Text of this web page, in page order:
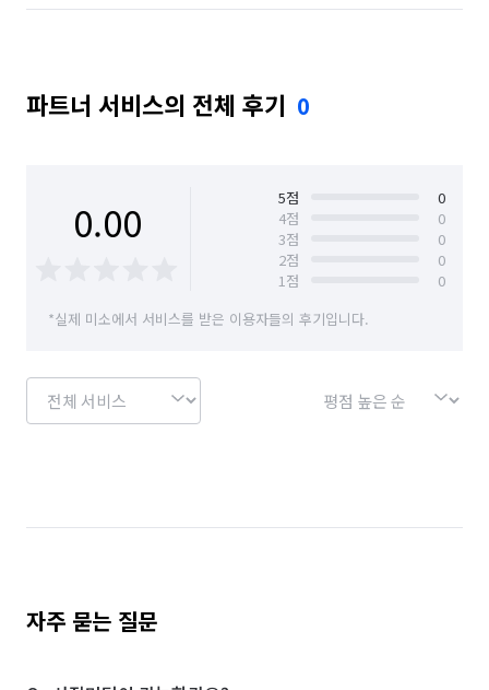
파트너 서비스의 전체 후기 0
0.00 5점
0
4점
0
3점
0
2점
0
1점
0
*실제 미소에서 서비스를 받은 이용자들의 후기입니다.
자주 묻는 질문